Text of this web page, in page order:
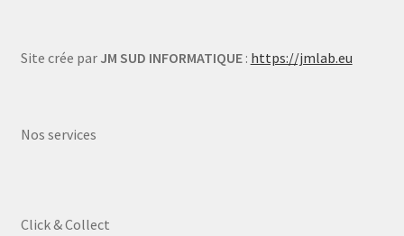
Site crée par JM SUD INFORMATIQUE: https://jmlab.eu
Nos services
Click & Collect